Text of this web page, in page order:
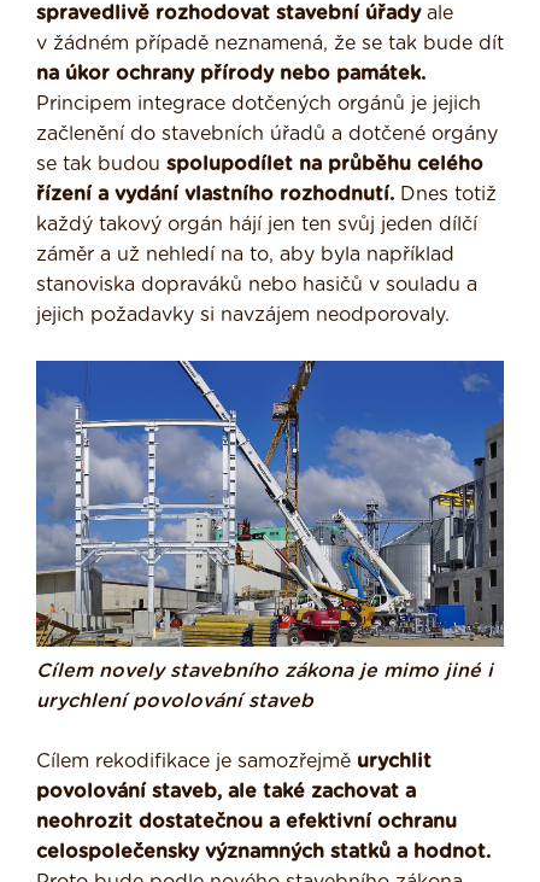
spravedlivě rozhodovat stavební úřadyale
v žádném případě neznamená, že se tak bude dít
na úkor ochrany přírody nebo památek.
Principem integrace dotčených orgánů je jejich
začlenění do stavebních úřadů a dotčené orgány
se tak budou spolupodílet na průběhu celého
řízení a vydání vlastního rozhodnutí. Dnes totiž
každý takový orgán hájí jen ten svůj jeden dílčí
záměr a už nehledí na to, aby byla například
stanoviska dopraváků nebo hasičů v souladu a
jejich požadavky si navzájem neodporovaly.
Cílem novely stavebního zákona je mimo jiné i
urychlení povolování staveb
Cílem rekodifikace je samozřejmě urychlit
povolování staveb, ale také zachovat a
neohrozit dostatečnou a efektivní ochranu
celospolečensky významných statků a hodnot.